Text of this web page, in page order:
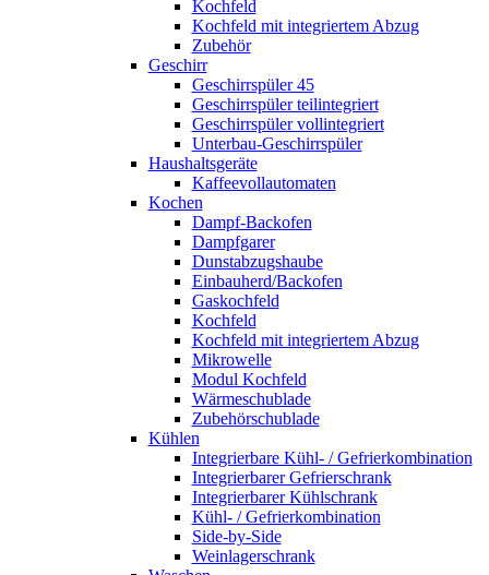
Kochfeld
Kochfeld mit integriertem Abzug
Zubehör
Geschirr
Geschirrspüler 45
Geschirrspüler teilintegriert
Geschirrspüler vollintegriert
Unterbau-Geschirrspüler
Haushaltsgeräte
Kaffeevollautomaten
Kochen
Dampf-Backofen
Dampfgarer
Dunstabzugshaube
Einbauherd/Backofen
Gaskochfeld
Kochfeld
Kochfeld mit integriertem Abzug
Mikrowelle
Modul Kochfeld
Wärmeschublade
Zubehörschublade
Kühlen
Integrierbare Kühl- / Gefrierkombination
Integrierbarer Gefrierschrank
Integrierbarer Kühlschrank
Kühl- / Gefrierkombination
Side-by-Side
Weinlagerschrank